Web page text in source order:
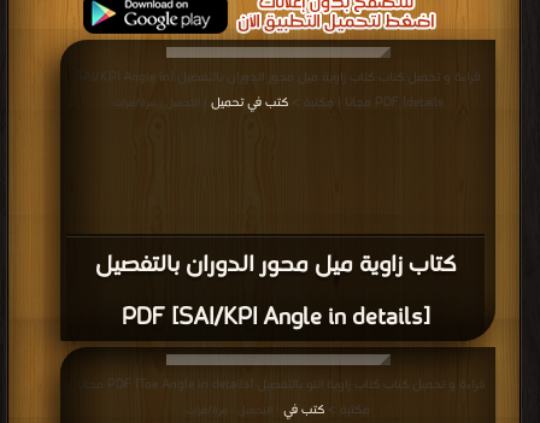
كتاب زاوية ميل محور الدوران بالتفصيل
[SAI/KPI Angle in details] PDF
قراءة و تحميل كتاب كتاب زاوية ميل محور الدوران بالتفصيل [SAI/KPI Angle in
details] PDF مجانا | مكتبة >
كتب في تحميل | التحميل : مرة/مرات
قراءة و تحميل كتاب كتاب زاوية التو بالتفصيل [Toe Angle in details] PDF مجانا |
مكتبة > كتب في | التحميل : مرة/مرات